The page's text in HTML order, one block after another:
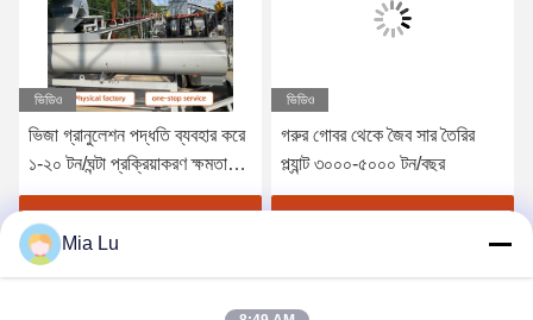
ভিডিও
ভিজা গ্রানুলেশন পদ্ধতি ব্যবহার করে
১-২০ টন/ঘন্টা প্রক্রিয়াকরণ ক্ষমতা
সম্পন্ন জৈব সার গ্রানুল মেশিন এবং
বিদেশী সেবার জন্য প্রকৌশলী
উপলব্ধ
ভিডিও
গরুর গোবর থেকে জৈব সার তৈরির
প্ল্যান্ট ৩০০০-৫০০০ টন/বছর
Mia Lu